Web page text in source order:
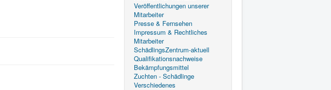
Veröffentlichungen unserer
Mitarbeiter
Presse & Fernsehen
Impressum & Rechtliches
Mitarbeiter
SchädlingsZentrum-aktuell
Qualifikationsnachweise
Bekämpfungsmittel
Zuchten - Schädlinge
Verschiedenes